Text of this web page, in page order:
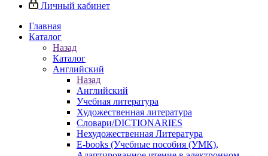
Личный кабинет
Главная
Каталог
Назад
Каталог
Английский
Назад
Английский
Учебная литература
Художественная литература
Словари/DICTIONARIES
Нехудожественная Литература
E-books (Учебные пособия (УМК),